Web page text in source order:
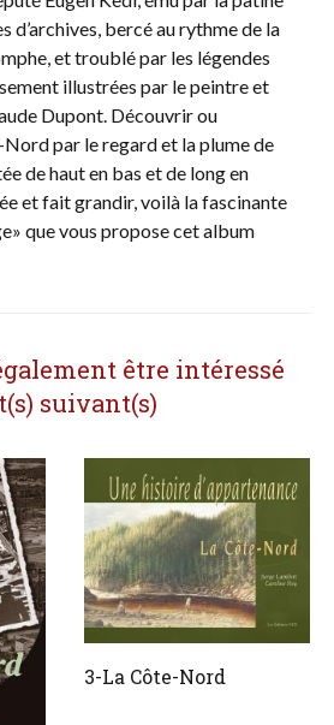
d’archives, bercé au rythme de la
et troublé par les légendes
illustrées par le peintre et
Dupont. Découvrir ou
par le regard et la plume de
de haut en bas et de long en
et fait grandir, voilà la fascinante
que vous propose cet album
être intéressé
suivant(s)
3-La Côte-Nord